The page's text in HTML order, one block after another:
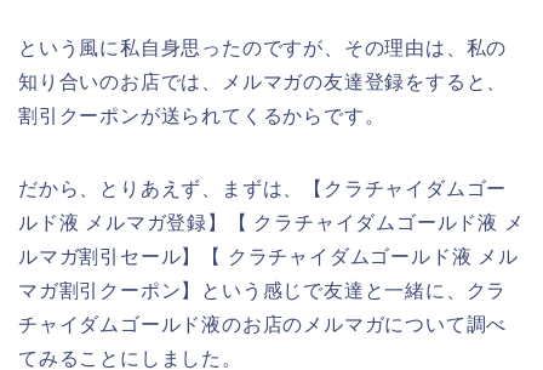
という風に私自身思ったのですが、その理由は、私の
知り合いのお店では、メルマガの友達登録をすると、
割引クーポンが送られてくるからです。
だから、とりあえず、まずは、【クラチャイダムゴー
ルド液 メルマガ登録】【 クラチャイダムゴールド液 メ
ルマガ割引セール】【 クラチャイダムゴールド液 メル
マガ割引クーポン】という感じで友達と一緒に、クラ
チャイダムゴールド液のお店のメルマガについて調べ
てみることにしました。